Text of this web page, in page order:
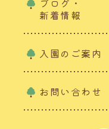
ブログ・
新着情報
入園のご案内
お問い合わせ